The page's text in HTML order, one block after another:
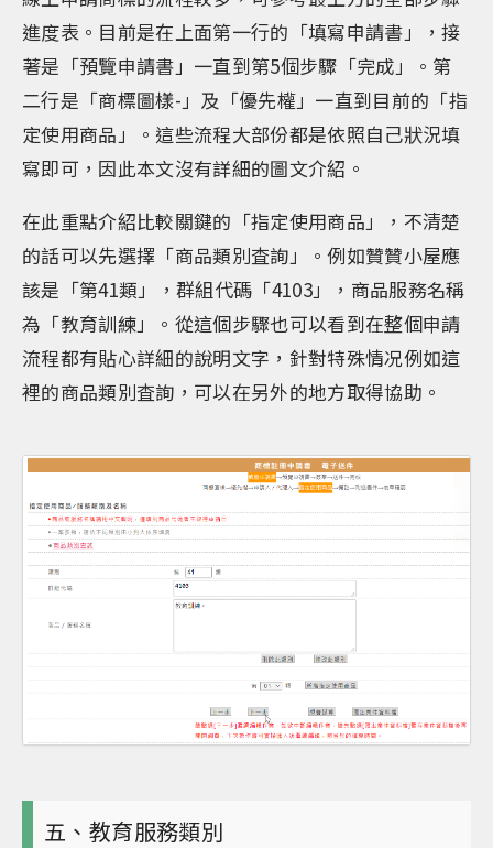
進度表。目前是在上面第一行的「填寫申請書」，接
著是「預覽申請書」一直到第5個步驟「完成」。第
二行是「商標圖樣-」及「優先權」一直到目前的「指
定使用商品」。這些流程大部份都是依照自己狀況填
寫即可，因此本文沒有詳細的圖文介紹。
在此重點介紹比較關鍵的「指定使用商品」，不清楚
的話可以先選擇「商品類別査詢」。例如贊贊小屋應
該是「第41類」，群組代碼「4103」，商品服務名稱
為「教育訓練」。從這個步驟也可以看到在整個申請
流程都有貼心詳細的說明文字，針對特殊情况例如這
裡的商品類別査詢，可以在另外的地方取得協助。
五、教育服務類別